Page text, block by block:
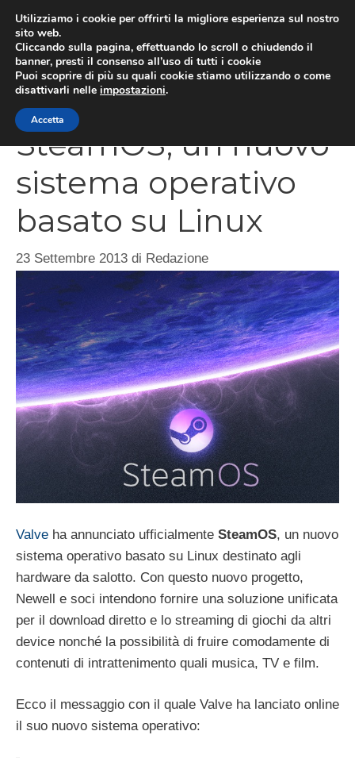
contenuto
Valve annuncia
SteamOS, un nuovo
sistema operativo
basato su Linux
23 Settembre 2013 di Redazione
Valve ha annunciato ufficialmente SteamOS, un nuovo
sistema operativo basato su Linux destinato agli
hardware da salotto. Con questo nuovo progetto,
Newell e soci intendono fornire una soluzione unificata
per il download diretto e lo streaming di giochi da altri
device nonché la possibilità di fruire comodamente di
contenuti di intrattenimento quali musica, TV e film.
Ecco il messaggio con il quale Valve ha lanciato online
il suo nuovo sistema operativo:
Utilizziamo i cookie per offrirti la migliore esperienza sul nostro
sito web.
Cliccando sulla pagina, effettuando lo scroll o chiudendo il
banner, presti il consenso all’uso di tutti i cookie
Puoi scoprire di più su quali cookie stiamo utilizzando o come
disattivarli nelle impostazioni.
Accetta